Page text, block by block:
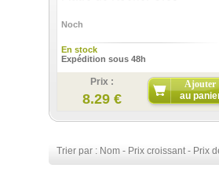
Noch
En stock
Expédition sous 48h
Prix :
8.29 €
Ajouter
au
Trier par : Nom - Prix croissant- Prix